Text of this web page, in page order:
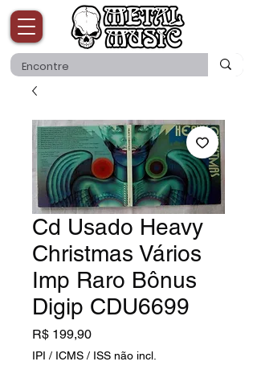
Cd Usado Heavy
Christmas Vários
Imp Raro Bônus
Digip CDU6699
R$ 199,90Preço
IPI / ICMS / ISS não incl.